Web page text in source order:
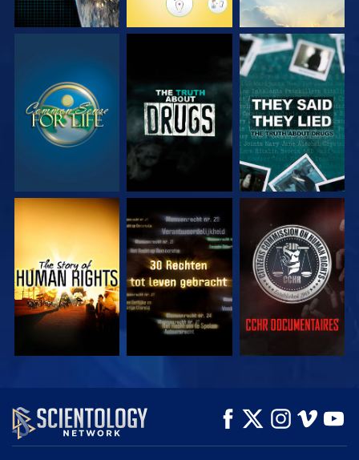
KIJK KIJK KIJK
KIJK KIJK KIJK
KIJK VERKEN DE SERIE